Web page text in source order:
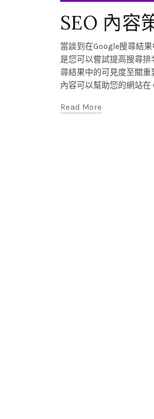
SEO 內容
當談到在Google搜尋結
是您可以嘗試提高搜尋排
尋結果中的可見度至關
內容可以幫助您的網站在
Read More